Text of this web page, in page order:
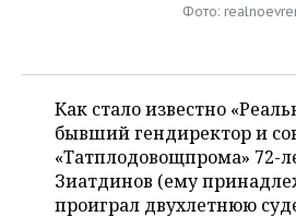
ТЕЛЕКОММУНИКАЦИИ
ОТКРЫТАЯ ЛЕКЦИЯ
БАСКЕТБОЛ
ВОЛЕЙБОЛ
КИБЕРСПОРТ
НОВОСТИ ОБЩЕСТВА
ИНФРАСТРУКТУРА
ИСТОРИЯ
КУЛЬТУРА
СПРАВОЧНИК
СПИСОК ПЕРСОН
СПИСОК КОМПАНИЙ
ПОЛНАЯ ВЕРСИЯ
Фото:
Как стало известно
бывший гендиректор и
«Татплодовощпрома» 72-
Зиатд­инов (ему
проиграл двухлетнюю